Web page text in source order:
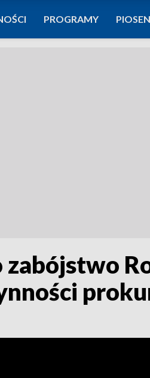
PROGRAMY